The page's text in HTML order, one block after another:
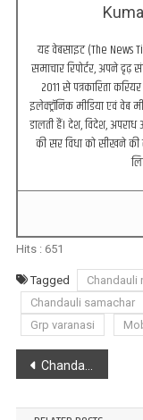
यह वेबसाइट (The News
समाचार रिपोर्टर, अपने दृढ़
2011 से पत्रकारिता
इलेक्ट्रॉनिक मीडिया एवं
डालती हैं। देश, विदेश,
की सर विधा को सीखने
Hits : 651
Tagged Chandauli
Chandauli samachar
Grp varanasi
Post
navigation
Chandauli : भाजपा नेता विनय कुमार सिंह FCI का सदस्य बनाए जाने पर हर्ष, किसानों का हित रहेगी प्राथमिकता